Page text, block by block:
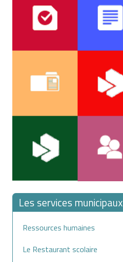
d'accident du travail...
Les services municipaux
Ressources humaines
Le Restaurant scolaire